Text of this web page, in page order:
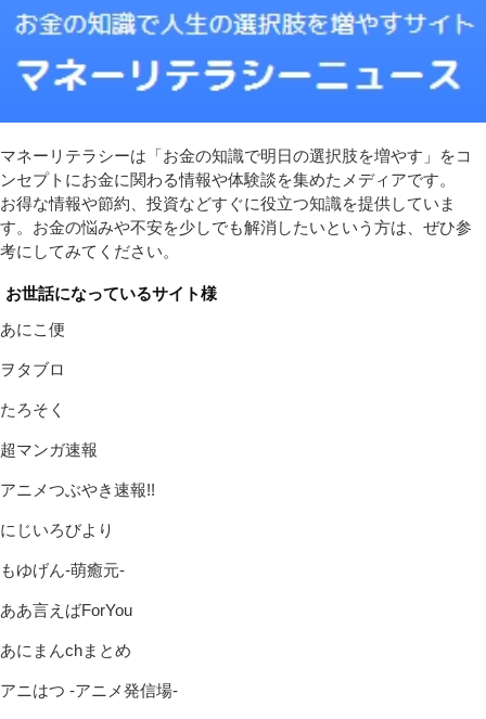
マネーリテラシーは「お金の知識で明日の選択肢を増やす」をコ
ンセプトにお金に関わる情報や体験談を集めたメディアです。
お得な情報や節約、投資などすぐに役立つ知識を提供していま
す。お金の悩みや不安を少しでも解消したいという方は、ぜひ参
考にしてみてください。
お世話になっているサイト様
あにこ便
ヲタブロ
たろそく
超マンガ速報
アニメつぶやき速報!!
にじいろびより
もゆげん-萌癒元-
ああ言えばForYou
あにまんchまとめ
アニはつ -アニメ発信場-